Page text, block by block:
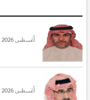
09 أغسطس 2026
09 أغسطس 2026